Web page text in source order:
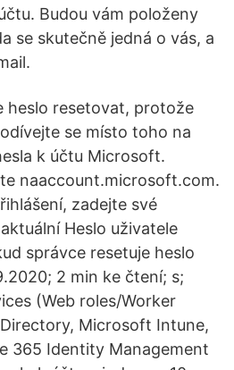
Budou vám položeny
se skutečně jedná o vás, a
heslo resetovat, protože
se místo toho na
k účtu Microsoft.
naaccount.microsoft.com.
zadejte své
Heslo uživatele
správce resetuje heslo
2 min ke čtení; s;
(Web roles/Worker
Microsoft Intune,
365 Identity Management